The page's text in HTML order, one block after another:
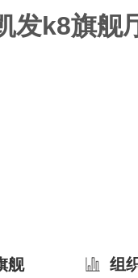
发k8旗舰
舰 组